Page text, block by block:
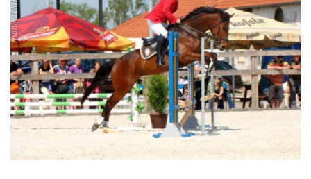
STÁJ ECOLA (HAKLOVY DVORY)
ECOLA EQUESTRIAN
PROBĚHLÉ AKCE
AKCE 2025